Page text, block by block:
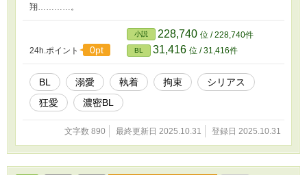
翔…………。
24h.ポイント 0pt
小説 228,740 位 / 228,740件
BL 31,416 位 / 31,416件
BL 溺愛 執着 拘束
シリアス
狂愛
濃密BL
文字数 890 最終更新日 2025.10.31 登録日 2025.10.31